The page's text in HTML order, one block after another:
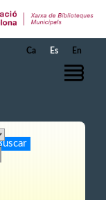
Ca Es En